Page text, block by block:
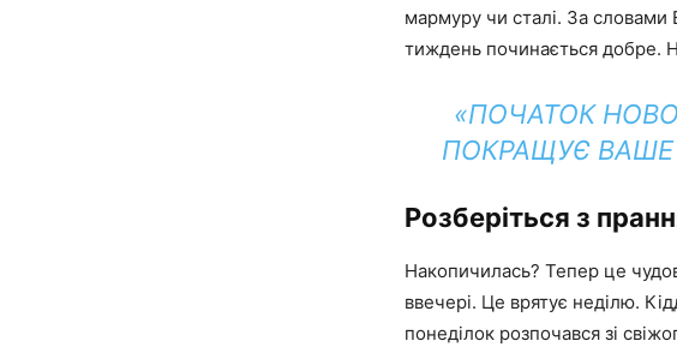
мармуру чи сталі. За словами
тиждень починається добре.
«ПОЧАТОК
ПОКРАЩУЄ
Розберіться з
Накопичилась? Тепер це
ввечері. Це врятує неділю.
понеділок розпочався зі